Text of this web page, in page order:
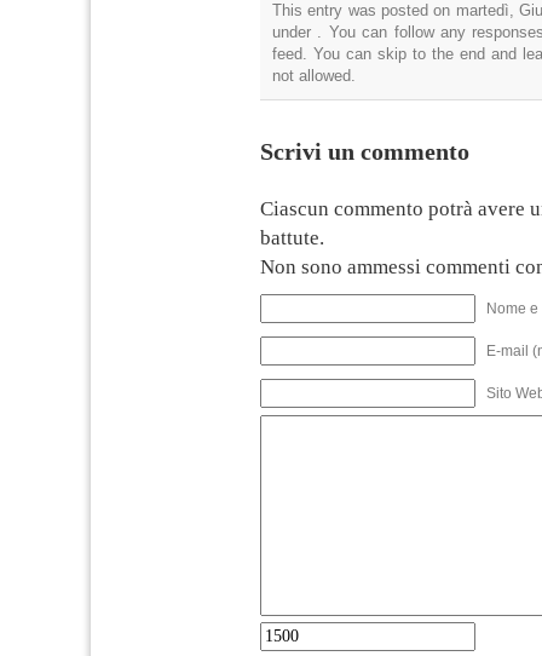
This entry was posted on martedì,
under . You can follow any
feed. You can skip to the end and
not allowed.
Scrivi un commento
Ciascun commento potrà avere
battute.
Non sono ammessi commenti
Nome
E-mail
Sito